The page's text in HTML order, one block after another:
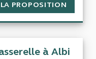
PROPOSITION
à Albi